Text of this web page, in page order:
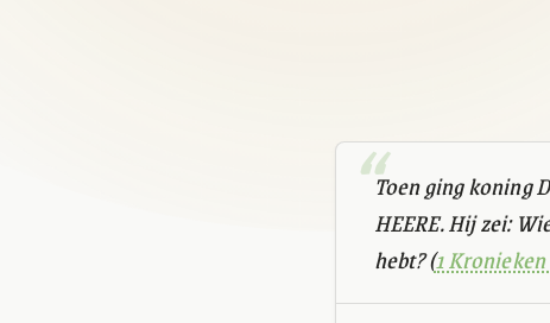
Toen ging koning
HEERE. Hij zei:
hebt? (1 Kronieken